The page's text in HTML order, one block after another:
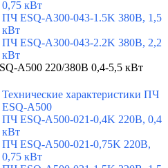
0,75 кВт
ПЧ ESQ-A300-043-1.5K 380В, 1,5
кВт
ПЧ ESQ-A300-043-2.2K 380В, 2,2
кВт
A500 220/380В 0,4-5,5 кВт
Технические характеристики ПЧ
ESQ-A500
ПЧ ESQ-A500-021-0,4K 220В, 0,4
кВт
ПЧ ESQ-A500-021-0,75K 220В,
0,75 кВт